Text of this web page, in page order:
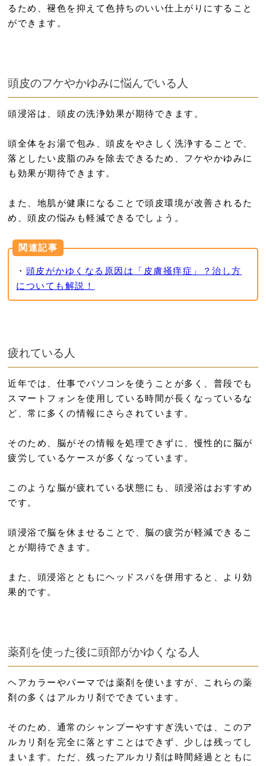
るため、褪色を抑えて色持ちのいい仕上がりにすること
ができます。
頭皮のフケやかゆみに悩んでいる人
頭浸浴は、頭皮の洗浄効果が期待できます。
頭全体をお湯で包み、頭皮をやさしく洗浄することで、
落としたい皮脂のみを除去できるため、フケやかゆみに
も効果が期待できます。
また、地肌が健康になることで頭皮環境が改善されるた
め、頭皮の悩みも軽減できるでしょう。
関連記事
・ 頭皮がかゆくなる原因は「皮膚掻痒症」？治し方
についても解説！
疲れている人
近年では、仕事でパソコンを使うことが多く、普段でも
スマートフォンを使用している時間が長くなっているな
ど、常に多くの情報にさらされています。
そのため、脳がその情報を処理できずに、慢性的に脳が
疲労しているケースが多くなっています。
このような脳が疲れている状態にも、頭浸浴はおすすめ
です。
頭浸浴で脳を休ませることで、脳の疲労が軽減できるこ
とが期待できます。
また、頭浸浴とともにヘッドスパを併用すると、より効
果的です。
薬剤を使った後に頭部がかゆくなる人
ヘアカラーやパーマでは薬剤を使いますが、これらの薬
剤の多くはアルカリ剤でできています。
そのため、通常のシャンプーやすすぎ洗いでは、このア
ルカリ剤を完全に落とすことはできず、少しは残ってし
まいます。ただ、残ったアルカリ剤は時間経過とともに